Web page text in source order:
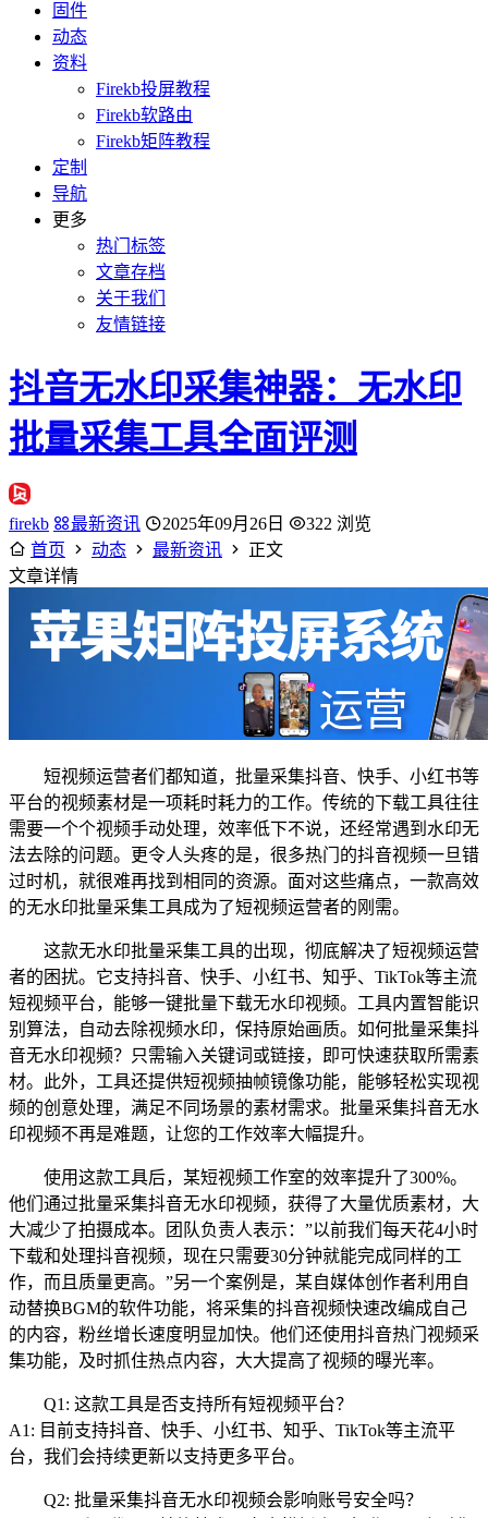
固件
动态
资料
Firekb投屏教程
Firekb软路由
Firekb矩阵教程
定制
导航
更多
热门标签
文章存档
关于我们
友情链接
抖音无水印采集神器：无水印
批量采集工具全面评测
firekb 最新资讯 2025年09月26日
322 浏览
首页
动态 最新资讯
正文
文章详情
短视频运营者们都知道，批量采集抖音、快手、小红书等
平台的视频素材是一项耗时耗力的工作。传统的下载工具往往
需要一个个视频手动处理，效率低下不说，还经常遇到水印无
法去除的问题。更令人头疼的是，很多热门的抖音视频一旦错
过时机，就很难再找到相同的资源。面对这些痛点，一款高效
的无水印批量采集工具成为了短视频运营者的刚需。
这款无水印批量采集工具的出现，彻底解决了短视频运营
者的困扰。它支持抖音、快手、小红书、知乎、TikTok等主流
短视频平台，能够一键批量下载无水印视频。工具内置智能识
别算法，自动去除视频水印，保持原始画质。如何批量采集抖
音无水印视频？只需输入关键词或链接，即可快速获取所需素
材。此外，工具还提供短视频抽帧镜像功能，能够轻松实现视
频的创意处理，满足不同场景的素材需求。批量采集抖音无水
印视频不再是难题，让您的工作效率大幅提升。
使用这款工具后，某短视频工作室的效率提升了300%。
他们通过批量采集抖音无水印视频，获得了大量优质素材，大
大减少了拍摄成本。团队负责人表示：”以前我们每天花4小时
下载和处理抖音视频，现在只需要30分钟就能完成同样的工
作，而且质量更高。”另一个案例是，某自媒体创作者利用自
动替换BGM的软件功能，将采集的抖音视频快速改编成自己
的内容，粉丝增长速度明显加快。他们还使用抖音热门视频采
集功能，及时抓住热点内容，大大提高了视频的曝光率。
Q1: 这款工具是否支持所有短视频平台？
A1: 目前支持抖音、快手、小红书、知乎、TikTok等主流平
台，我们会持续更新以支持更多平台。
Q2: 批量采集抖音无水印视频会影响账号安全吗？